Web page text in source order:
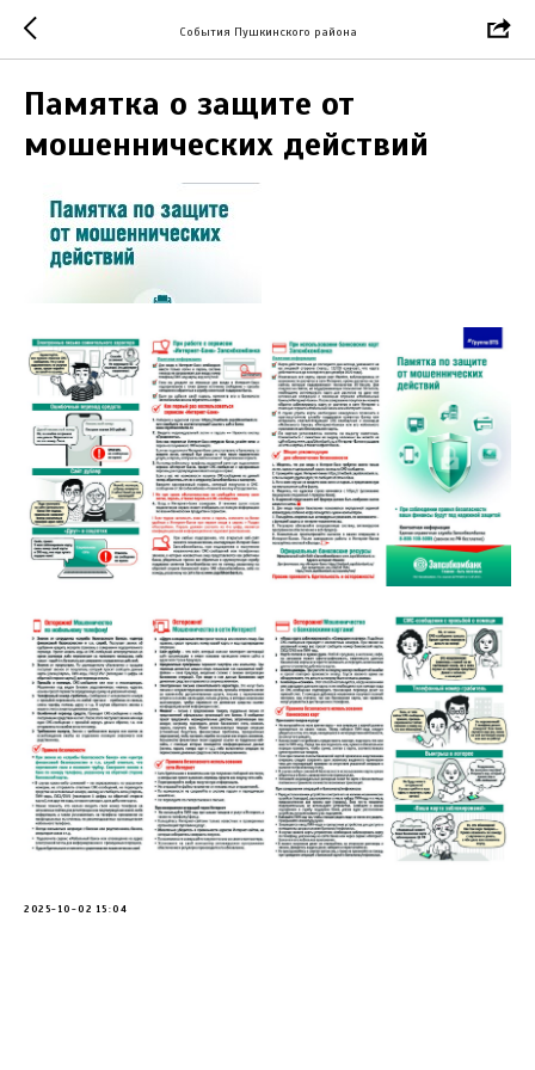
События Пушкинского района
Памятка о защите от
мошеннических действий
2025-10-02 15:04